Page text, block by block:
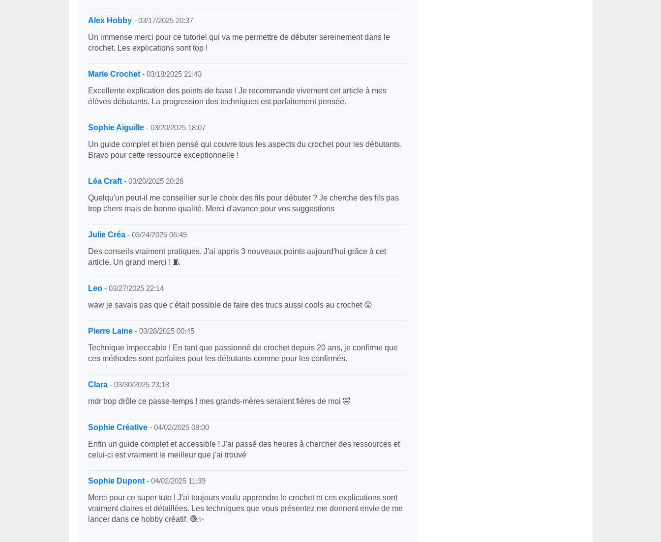
Alex Hobby- 03/17/2025 20:37
Un immense merci pour ce tutoriel qui va me permettre de débuter sereinement dans le
crochet. Les explications sont top !
Marie Crochet- 03/18/2025 21:43
Excellente explication des points de base ! Je recommande vivement cet article à mes
élèves débutants. La progression des techniques est parfaitement pensée.
Sophie Aiguille- 03/20/2025 18:07
Un guide complet et bien pensé qui couvre tous les aspects du crochet pour les débutants.
Bravo pour cette ressource exceptionnelle !
Léa Craft- 03/20/2025 20:26
Quelqu'un peut-il me conseiller sur le choix des fils pour débuter ? Je cherche des fils pas
trop chers mais de bonne qualité. Merci d'avance pour vos suggestions
Julie Créa- 03/24/2025 06:49
Des conseils vraiment pratiques. J'ai appris 3 nouveaux points aujourd'hui grâce à cet
article. Un grand merci ! 🧵
Leo- 03/27/2025 22:14
waw je savais pas que c'était possible de faire des trucs aussi cools au crochet 😮
Pierre Laine- 03/28/2025 00:45
Technique impeccable ! En tant que passionné de crochet depuis 20 ans, je confirme que
ces méthodes sont parfaites pour les débutants comme pour les confirmés.
Clara- 03/30/2025 23:18
mdr trop drôle ce passe-temps ! mes grands-mères seraient fières de moi 🤣
Sophie Créative- 04/02/2025 08:00
Enfin un guide complet et accessible ! J'ai passé des heures à chercher des ressources et
celui-ci est vraiment le meilleur que j'ai trouvé
Sophie Dupont- 04/02/2025 11:39
Merci pour ce super tuto ! J'ai toujours voulu apprendre le crochet et ces explications sont
vraiment claires et détaillées. Les techniques que vous présentez me donnent envie de me
lancer dans ce hobby créatif. 🧶✨